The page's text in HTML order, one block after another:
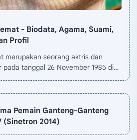
- Biodata, Agama, Suami,
Profil
pada tanggal 26 November 1985 di
Pemain Ganteng-Ganteng
(Sinetron 2014)